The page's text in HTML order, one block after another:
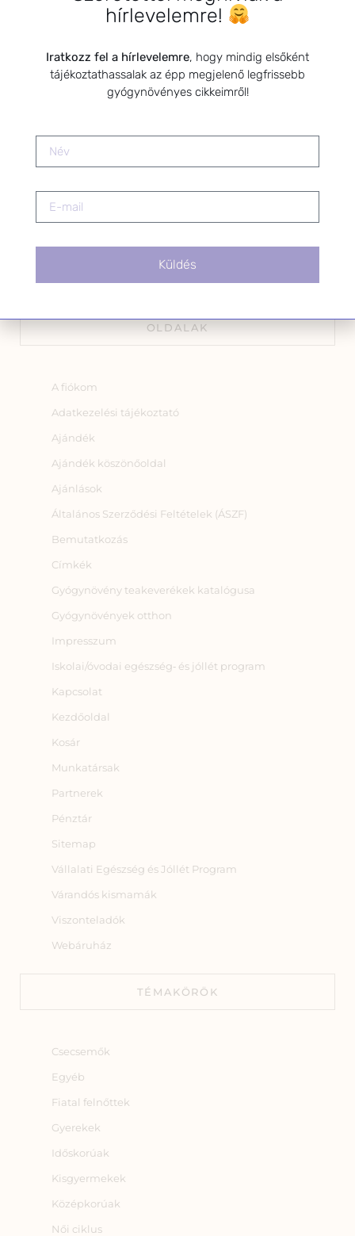
Kérlek a feliratkozáshoz fogadd el
az alábbi nyilatkozatot:
foglaltak szerint a HerbClinic
leiratkozhatsz a levél alján található
linkre kattintva.
OLDALAK
A fiókom
Adatkezelési tájékoztató
Ajándék
Ajándék köszönőoldal
Ajánlások
Általános Szerződési Feltételek (ÁSZF)
Bemutatkozás
Címkék
Gyógynövény teakeverékek katalógusa
Gyógynövények otthon
Impresszum
Iskolai/óvodai egészség‑ és jóllét program
Kapcsolat
Kezdőoldal
Kosár
Munkatársak
Partnerek
Pénztár
Sitemap
Vállalati Egészség és Jóllét Program
Várandós kismamák
Viszonteladók
Webáruház
TÉMAKÖRÖK
Csecsemők
Egyéb
Fiatal felnőttek
Gyerekek
Időskorúak
Kisgyermekek
Középkorúak
Női ciklus
hírlevelemre!
Iratkozz fel a hírlevelemre, hogy mindig elsőként
tájékoztathassalak az épp megjelenő legfrissebb
gyógynövényes cikkeimről!
Küldés